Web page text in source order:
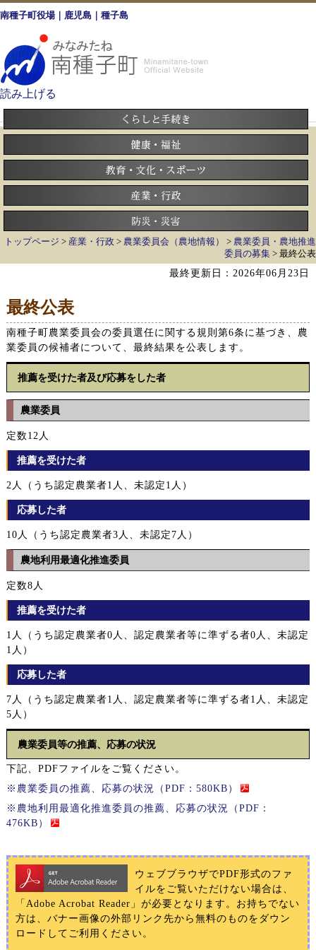
南種子町役場｜鹿児島｜種子島
読み上げる
トップページ > 産業・行政 > 農業委員会（農地情報） > 農業委員・農地推進
委員の募集 > 最終公表
最終更新日：2026年06月23日
最終公表
南種子町農業委員会の委員選任に関する規則第6条に基づき、農
業委員の候補者について、最終結果を公表します。
推薦を受けた者及び応募をした者
農業委員
定数12人
推薦を受けた者
2人（うち認定農業者1人、未認定1人）
応募した者
10人（うち認定農業者3人、未認定7人）
農地利用最適化推進委員
定数8人
推薦を受けた者
1人（うち認定農業者0人、認定農業者等に準ずる者0人、未認定
1人）
応募した者
7人（うち認定農業者1人、認定農業者等に準ずる者1人、未認定
5人）
農業委員等の推薦、応募の状況
下記、PDFファイルをご覧ください。
※農業委員の推薦、応募の状況（PDF：580KB）
※農地利用最適化推進委員の推薦、応募の状況（PDF：
476KB）
ウェブブラウザでPDF形式のファ
イルをご覧いただけない場合は、
「Adobe Acrobat Reader」が必要となります。お持ちでない
方は、バナー画像の外部リンク先から無料のものをダウン
ロードしてご利用ください。